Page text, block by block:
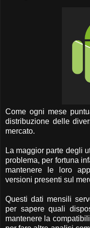
Come ogni mese
distribuzione delle
mercato.
La maggior parte degli
problema, per fortuna
mantenere le loro
versioni presenti sul
Questi dati mensili
per sapere quali
mantenere la